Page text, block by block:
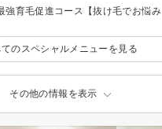
強育毛促進コース【抜け毛でお悩み
のスペシャルメニューを見る
その他の情報を表示